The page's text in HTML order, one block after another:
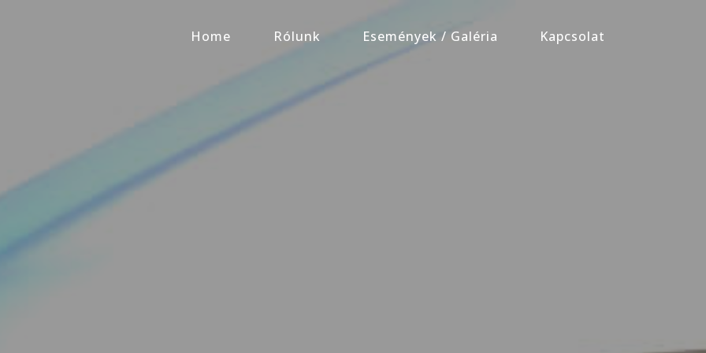
Home Rólunk Események / Galéria Kapcsolat